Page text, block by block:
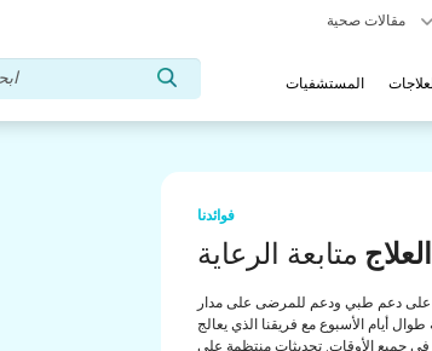
المستشفيات
فوائدنا
طبيمساعدة
دعم منتظم من مستشارينا الطبيين